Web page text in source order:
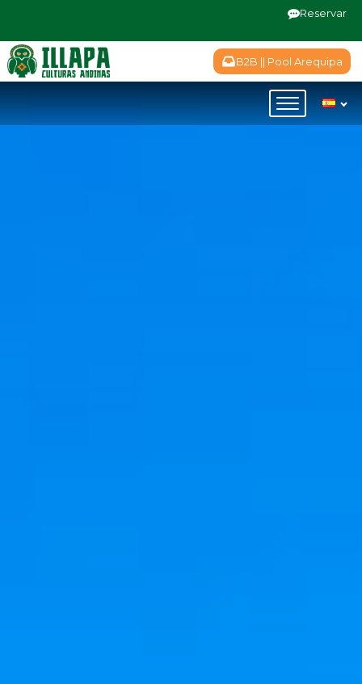
Reservar
B2B || Pool Arequipa